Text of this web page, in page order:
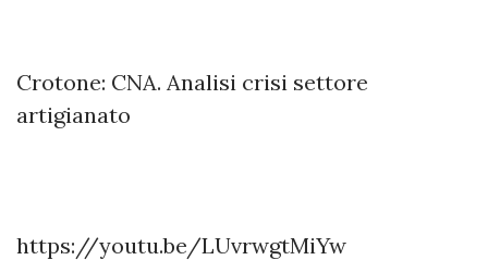
Crotone: CNA. Analisi crisi settore
artigianato
https://youtu.be/LUvrwgtMiYw